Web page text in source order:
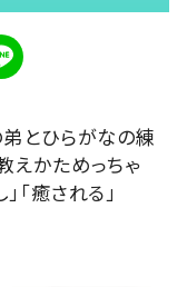
とひらがなの練
えかためっちゃ
「癒される」